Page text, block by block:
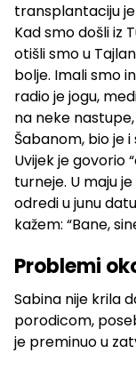
transplantaciju
Kad smo došli iz
otišli smo u
bolje. Imali smo
radio je jogu,
na neke
Šabanom, bio je
Uvijek je govorio
turneje. U maju
odredi u junu
kažem: “Bane,
Problemi
Sabina nije krila
porodicom,
je preminuo u